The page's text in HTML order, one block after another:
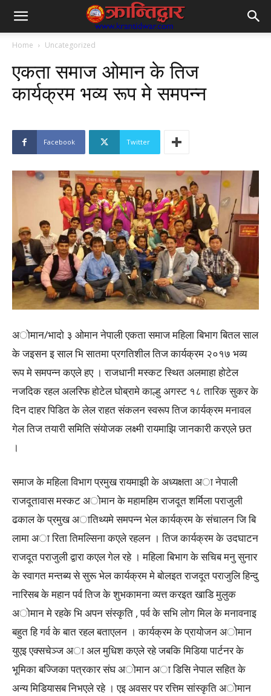
Home Uncategorized
एकता समाज ओमान के तिज
कार्यक्रम भव्य रूप मे समपन्न
Facebook Twitter
अाेमान/भादाे ३ ओमान नेपाली एकता समाज महिला बिभाग बितल साल
के जइसन इ साल भि सातमा प्रगतिशील तिज कार्यक्रम २०१७ भव्य
रूप मे समपन्न कएले हए । राजधानी मस्कट स्थित अलमाहा हाेटेल
नजदिक रहल अलरिफ हाेटेल घाेब्रामे काल्हु अगस्ट १८ तारिक सुकर के
दिन दाहर पिडित के लेल राहत संकलन स्वरूप तिज कार्यक्रम मनावल
गेल तिज तयारी समिति संयाेजक लक्ष्मी रायमाझि जानकारी करएले छत
।
समाज के महिला विभाग प्रमुख रायमाझी के अध्यक्षता अा नेपाली
राजदूतावास मस्कट अाेमान के महामहिम राजदूत शर्मिला पराजुली
ढकाल के प्रमुख अातिथ्यमे समपन्न भेल कार्यक्रम के संचालन जि बि
लामा अा रिता तिमल्सिना कएले रहलन । तिज कार्यक्रम के उदघाटन
राजदूत पराजुली द्वारा कएल गेल रहे । महिला बिभाग के सचिब मनु सुनार
के स्वागत मन्तब्य से सुरू भेल कार्यक्रम मे बाेलइत राजदूत पराजुलि हिन्दु
नारिसब के महान पर्व तिज के शुभकामना व्यत्त करइत खाडि मुलुक
अाेमान मे रहके भि अपन संस्कृति , पर्व के सभि लाेग मिल के मनावनाइ
बहुत हि गर्व के बात रहल बताएलन । कार्यक्रम के प्रायाेजन अाेमान
युएइ एक्सचेञ्ज अा अल मुधिश कएले रहे जबकि मिडिया पार्टनर के
भूमिका बज्जिका पत्रकार संघ अाेमान अा डिसि नेपाल सहित के
अन्य मिडियासब निभएले रहे । एइ अवसर पर रत्तिम सांस्कृति अाेमान